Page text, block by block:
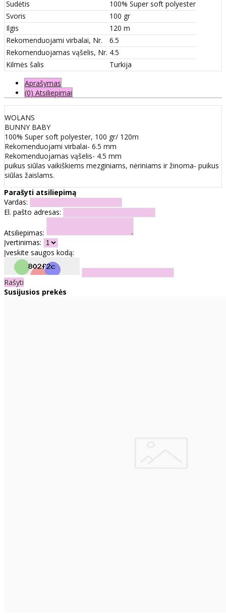
Sudėtis
100% Super soft polyester
Svoris
100 gr
Ilgis
120 m
Rekomenduojami virbalai, Nr.
6.5
Rekomenduojamas vąšelis, Nr. 4.5
Kilmės šalis
Turkija
Aprašymas
(0) Atsiliepimai
WOLANS
BUNNY BABY
100% Super soft polyester, 100 gr/ 120m
Rekomenduojami virbalai- 6.5 mm
Rekomenduojamas vąšelis- 4.5 mm
puikus siūlas vaikiškiems mezginiams, nėriniams ir žinoma- puikus
siūlas žaislams.
Parašyti atsiliepimą
Vardas:
El. pašto adresas:
Atsiliepimas:
Įvertinimas:
Įveskite saugos kodą:
Rašyti
Susijusios prekės